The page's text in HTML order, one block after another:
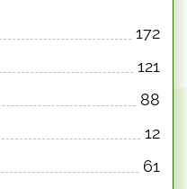
172
121
88
12
61